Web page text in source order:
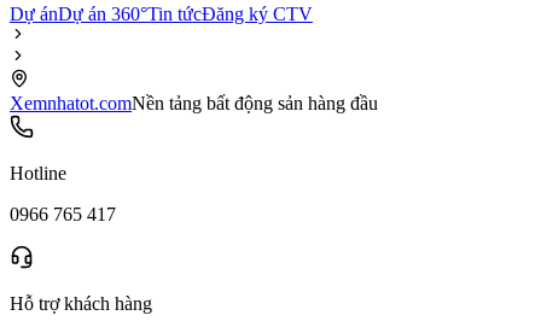
Dự ánDự án 360°Tin tứcĐăng ký CTV
Xemnhatot.comNền tảng bất động sản hàng đầu
Hotline
0966 765 417
Hỗ trợ khách hàng